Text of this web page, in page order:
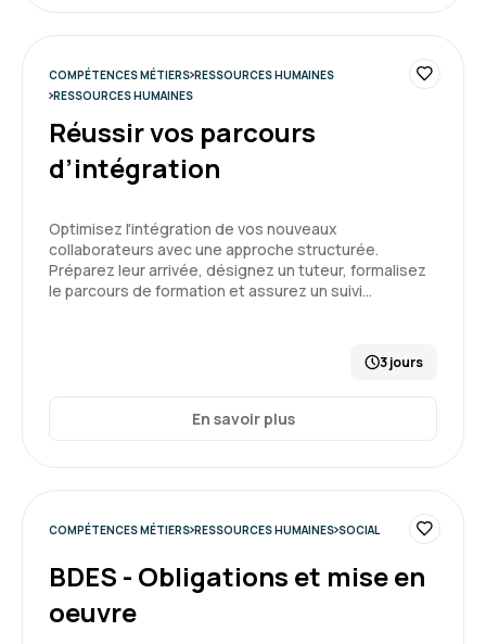
Marie R.
claire, thèmes abordés en adéquation avec
notre quotidien
Formation : Connaître et prévenir les risques
psychosociaux
Bien aimé les mises en situation.
Formation : Connaître et prévenir les risques
COMPÉTENCES MÉTIERS RESSOURCES HUMAINES
RESSOURCES HUMAINES
Réussir vos parcours
d’intégration
Optimisez l'intégration de vos nouveaux
collaborateurs avec une approche structurée.
Préparez leur arrivée, désignez un tuteur, formalisez
le parcours de formation et assurez un suivi…
3 jours
En savoir plus
COMPÉTENCES MÉTIERS RESSOURCES HUMAINES SOCIAL
BDES - Obligations et mise en
oeuvre